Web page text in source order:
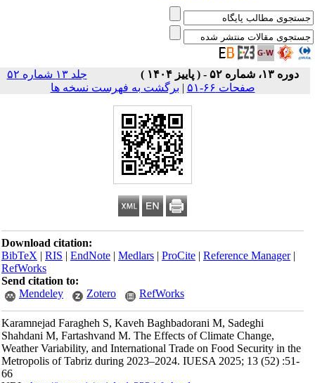
دوره ۱۳، شماره ۵۲ - ( پاییز ۱۴۰۴ )
جلد ۱۳ شماره ۵۲
صفحات ۶۶-۵۱
|برگشت به فهرست نسخه ها
Download citation:
BibTeX|RIS|EndNote|Medlars|ProCite|Reference Manager
RefWorks
Send citation to:
Mendeley
Zotero RefWorks
Karamnejad Faragheh S, Kaveh Baghbadorani M, Sadeghi
Shahdani M, Fartashvand M. The Effects of Climate Change,
Weather Variability, and International Trade on Food Security in the
Metropolis of Tabriz during 2023–2024. IUESA 2025; 13 (52) :51-
66